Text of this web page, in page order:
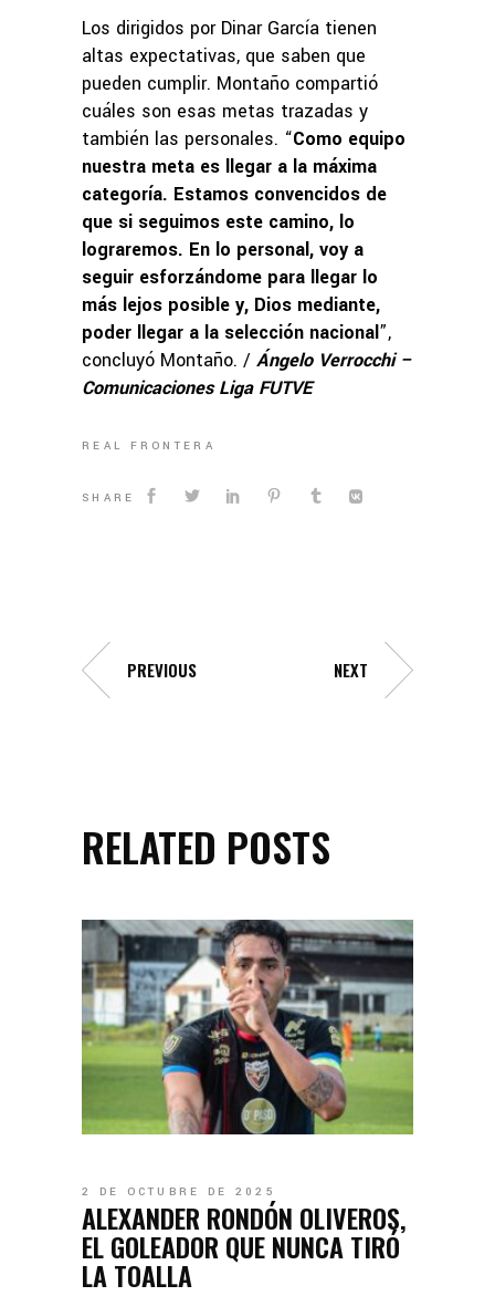
Los dirigidos por Dinar García tienen
altas expectativas, que saben que
pueden cumplir. Montaño compartió
cuáles son esas metas trazadas y
también las personales. “Como equipo
nuestra meta es llegar a la máxima
categoría. Estamos convencidos de
que si seguimos este camino, lo
lograremos. En lo personal, voy a
seguir esforzándome para llegar lo
más lejos posible y, Dios mediante,
poder llegar a la selección nacional”,
concluyó Montaño. / Ángelo Verrocchi –
Comunicaciones Liga FUTVE
REAL FRONTERA
SHARE
PREVIOUS NEXT
RELATED POSTS
2 DE OCTUBRE DE 2025
ALEXANDER RONDÓN OLIVEROS,
EL GOLEADOR QUE NUNCA TIRÓ
LA TOALLA